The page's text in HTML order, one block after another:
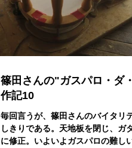
篠田さんの"ガスパロ・ダ
作記10
毎回言うが、篠田さんのバイタリ
しきりである。天地板を閉じ、ガ
に修正。いよいよガスパロの難し